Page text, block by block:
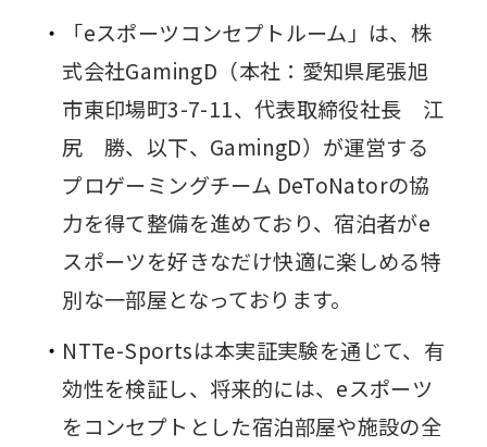
「eスポーツコンセプトルーム」は、株
式会社GamingD（本社：愛知県尾張旭
市東印場町3-7-11、代表取締役社長 江
尻 勝、以下、GamingD）が運営する
プロゲーミングチーム DeToNatorの協
力を得て整備を進めており、宿泊者がe
スポーツを好きなだけ快適に楽しめる特
別な一部屋となっております。
NTTe-Sportsは本実証実験を通じて、有
効性を検証し、将来的には、eスポーツ
をコンセプトとした宿泊部屋や施設の全